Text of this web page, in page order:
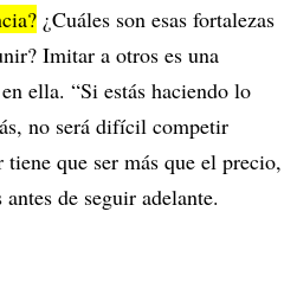
¿Cuáles son esas fortalezas
Imitar a otros es una
ella. “Si estás haciendo lo
no será difícil competir
que ser más que el precio,
de seguir adelante.